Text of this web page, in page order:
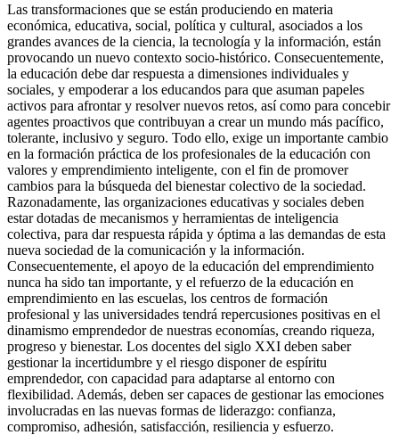
Las transformaciones que se están produciendo en materia
económica, educativa, social, política y cultural, asociados a los
grandes avances de la ciencia, la tecnología y la información, están
provocando un nuevo contexto socio-histórico. Consecuentemente,
la educación debe dar respuesta a dimensiones individuales y
sociales, y empoderar a los educandos para que asuman papeles
activos para afrontar y resolver nuevos retos, así como para concebir
agentes proactivos que contribuyan a crear un mundo más pacífico,
tolerante, inclusivo y seguro. Todo ello, exige un importante cambio
en la formación práctica de los profesionales de la educación con
valores y emprendimiento inteligente, con el fin de promover
cambios para la búsqueda del bienestar colectivo de la sociedad.
Razonadamente, las organizaciones educativas y sociales deben
estar dotadas de mecanismos y herramientas de inteligencia
colectiva, para dar respuesta rápida y óptima a las demandas de esta
nueva sociedad de la comunicación y la información.
Consecuentemente, el apoyo de la educación del emprendimiento
nunca ha sido tan importante, y el refuerzo de la educación en
emprendimiento en las escuelas, los centros de formación
profesional y las universidades tendrá repercusiones positivas en el
dinamismo emprendedor de nuestras economías, creando riqueza,
progreso y bienestar. Los docentes del siglo XXI deben saber
gestionar la incertidumbre y el riesgo disponer de espíritu
emprendedor, con capacidad para adaptarse al entorno con
flexibilidad. Además, deben ser capaces de gestionar las emociones
involucradas en las nuevas formas de liderazgo: confianza,
compromiso, adhesión, satisfacción, resiliencia y esfuerzo.